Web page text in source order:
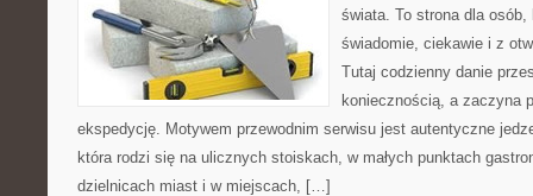
świata. To strona dla
świadomie, ciekawie i z
Tutaj codzienny danie
koniecznością, a zaczyna
ekspedycję. Motywem przewodnim serwisu jest autentyczne
która rodzi się na ulicznych stoiskach, w małych punktach
dzielnicach miast i w miejscach, […]